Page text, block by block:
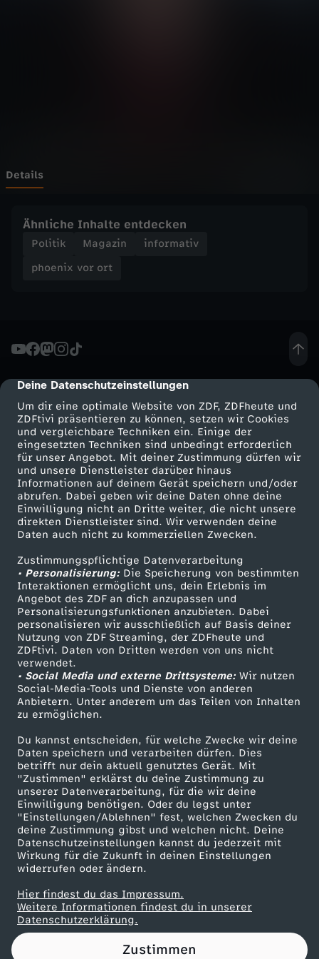
cmp-dialog-description
Deine Datenschutzeinstellungen
Um dir eine optimale Website von ZDF, ZDFheute und
ZDFtivi präsentieren zu können, setzen wir Cookies
und vergleichbare Techniken ein. Einige der
eingesetzten Techniken sind unbedingt erforderlich
für unser Angebot. Mit deiner Zustimmung dürfen wir
und unsere Dienstleister darüber hinaus
Informationen auf deinem Gerät speichern und/oder
abrufen. Dabei geben wir deine Daten ohne deine
Einwilligung nicht an Dritte weiter, die nicht unsere
direkten Dienstleister sind. Wir verwenden deine
Daten auch nicht zu kommerziellen Zwecken.
Zustimmungspflichtige Datenverarbeitung
• Personalisierung:Die Speicherung von bestimmten
Interaktionen ermöglicht uns, dein Erlebnis im
Angebot des ZDF an dich anzupassen und
Personalisierungsfunktionen anzubieten. Dabei
personalisieren wir ausschließlich auf Basis deiner
Nutzung von ZDF Streaming, der ZDFheute und
ZDFtivi. Daten von Dritten werden von uns nicht
verwendet.
• Social Media und externe Drittsysteme:Wir nutzen
Social-Media-Tools und Dienste von anderen
Anbietern. Unter anderem um das Teilen von Inhalten
zu ermöglichen.
Du kannst entscheiden, für welche Zwecke wir deine
Daten speichern und verarbeiten dürfen. Dies
betrifft nur dein aktuell genutztes Gerät. Mit
"Zustimmen" erklärst du deine Zustimmung zu
unserer Datenverarbeitung, für die wir deine
Einwilligung benötigen. Oder du legst unter
"Einstellungen/Ablehnen" fest, welchen Zwecken du
deine Zustimmung gibst und welchen nicht. Deine
Datenschutzeinstellungen kannst du jederzeit mit
Wirkung für die Zukunft in deinen Einstellungen
widerrufen oder ändern.
Hier findest du das Impressum.
Weitere Informationen findest du in unserer
Datenschutzerklärung.
Zustimmen
t
K
f
t
i
g
e
r
M
S
C
-
C
h
e
f
b
e
i
S
Details
Ähnliche Inhalte entdecken
Politik Magazin
informativ
phoenix vor ort
Mehr ZDF
ZDF-Apps
Smart TV
ZDFtext
Livestreams
Sendungen A-Z
TV-Programm
Service
ZDFmitreden
Kontakt zum ZDF
Tickets
Zuschauerservice
Hilfe
ZDF Unternehmen
Karriere
ZDF goes Schule
Werbefernsehen
Mainzelmännchen
Partner